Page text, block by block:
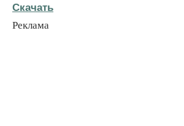
Скачать
Реклама